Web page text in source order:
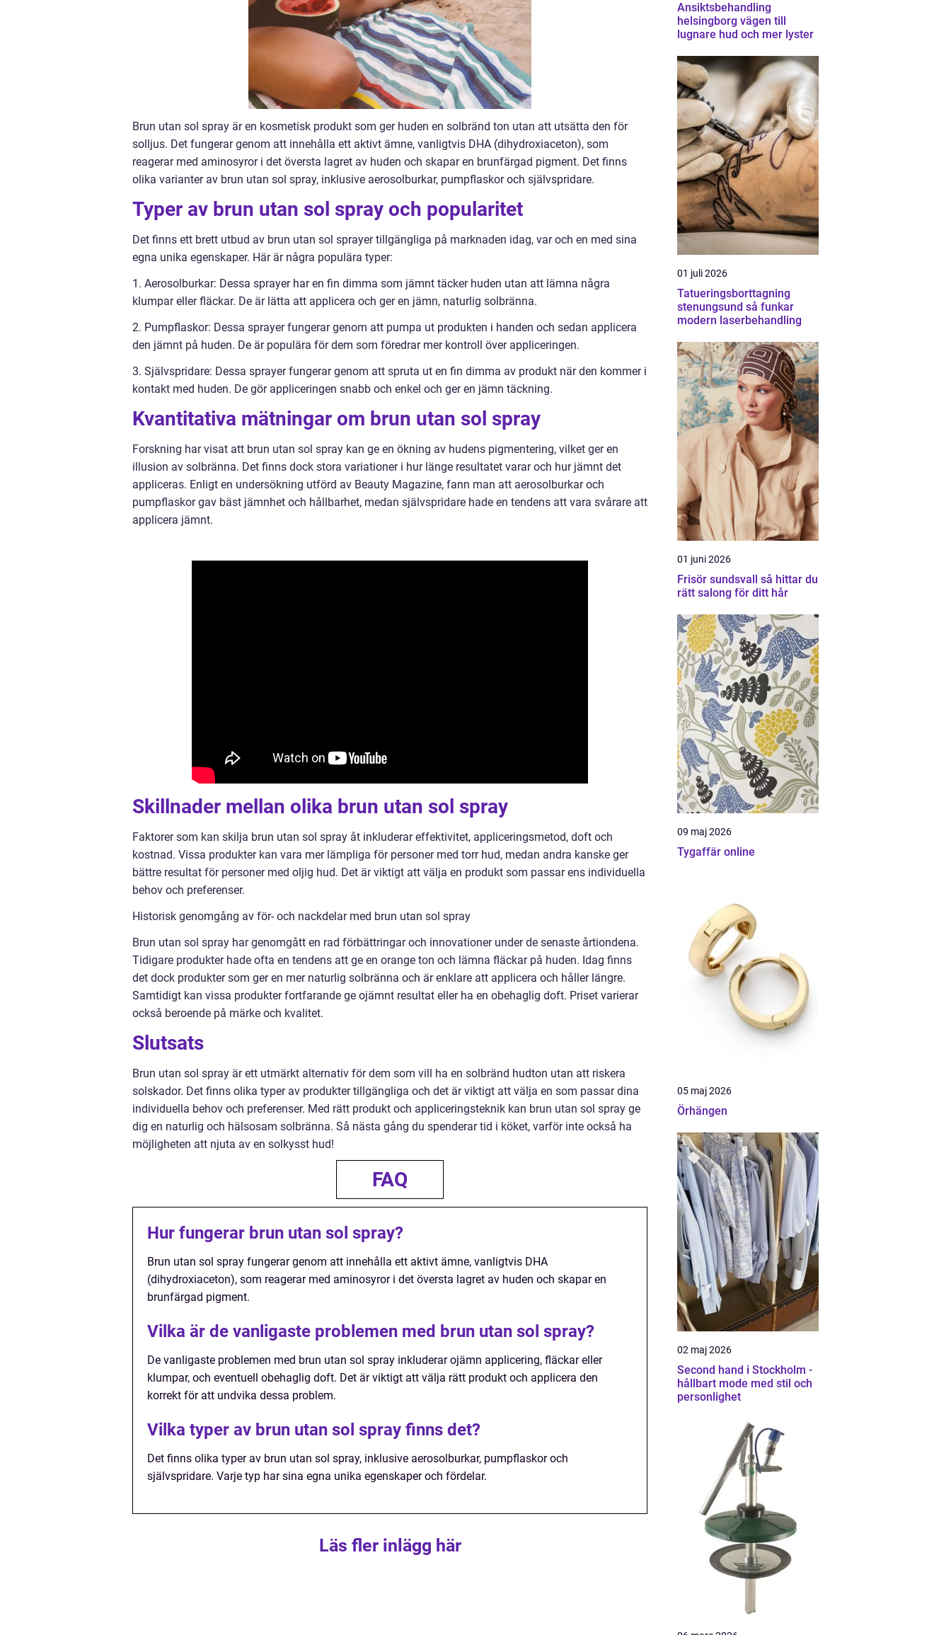
Brun utan sol spray är en kosmetisk produkt som ger huden en solbränd ton utan att utsätta den för
solljus. Det fungerar genom att innehålla ett aktivt ämne, vanligtvis DHA (dihydroxiaceton), som
reagerar med aminosyror i det översta lagret av huden och skapar en brunfärgad pigment. Det finns
olika varianter av brun utan sol spray, inklusive aerosolburkar, pumpflaskor och självspridare.
Typer av brun utan sol spray och popularitet
Det finns ett brett utbud av brun utan sol sprayer tillgängliga på marknaden idag, var och en med sina
egna unika egenskaper. Här är några populära typer:
1. Aerosolburkar: Dessa sprayer har en fin dimma som jämnt täcker huden utan att lämna några
klumpar eller fläckar. De är lätta att applicera och ger en jämn, naturlig solbränna.
2. Pumpflaskor: Dessa sprayer fungerar genom att pumpa ut produkten i handen och sedan applicera
den jämnt på huden. De är populära för dem som föredrar mer kontroll över appliceringen.
3. Självspridare: Dessa sprayer fungerar genom att spruta ut en fin dimma av produkt när den kommer i
kontakt med huden. De gör appliceringen snabb och enkel och ger en jämn täckning.
Kvantitativa mätningar om brun utan sol spray
Forskning har visat att brun utan sol spray kan ge en ökning av hudens pigmentering, vilket ger en
illusion av solbränna. Det finns dock stora variationer i hur länge resultatet varar och hur jämnt det
appliceras. Enligt en undersökning utförd av Beauty Magazine, fann man att aerosolburkar och
pumpflaskor gav bäst jämnhet och hållbarhet, medan självspridare hade en tendens att vara svårare att
applicera jämnt.
Skillnader mellan olika brun utan sol spray
Faktorer som kan skilja brun utan sol spray åt inkluderar effektivitet, appliceringsmetod, doft och
kostnad. Vissa produkter kan vara mer lämpliga för personer med torr hud, medan andra kanske ger
bättre resultat för personer med oljig hud. Det är viktigt att välja en produkt som passar ens individuella
behov och preferenser.
Historisk genomgång av för- och nackdelar med brun utan sol spray
Brun utan sol spray har genomgått en rad förbättringar och innovationer under de senaste årtiondena.
Tidigare produkter hade ofta en tendens att ge en orange ton och lämna fläckar på huden. Idag finns
det dock produkter som ger en mer naturlig solbränna och är enklare att applicera och håller längre.
Samtidigt kan vissa produkter fortfarande ge ojämnt resultat eller ha en obehaglig doft. Priset varierar
också beroende på märke och kvalitet.
Slutsats
Brun utan sol spray är ett utmärkt alternativ för dem som vill ha en solbränd hudton utan att riskera
solskador. Det finns olika typer av produkter tillgängliga och det är viktigt att välja en som passar dina
individuella behov och preferenser. Med rätt produkt och appliceringsteknik kan brun utan sol spray ge
dig en naturlig och hälsosam solbränna. Så nästa gång du spenderar tid i köket, varför inte också ha
möjligheten att njuta av en solkysst hud!
FAQ
Hur fungerar brun utan sol spray?
Brun utan sol spray fungerar genom att innehålla ett aktivt ämne, vanligtvis DHA
(dihydroxiaceton), som reagerar med aminosyror i det översta lagret av huden och skapar en
brunfärgad pigment.
Vilka är de vanligaste problemen med brun utan sol spray?
De vanligaste problemen med brun utan sol spray inkluderar ojämn applicering, fläckar eller
klumpar, och eventuell obehaglig doft. Det är viktigt att välja rätt produkt och applicera den
korrekt för att undvika dessa problem.
Vilka typer av brun utan sol spray finns det?
Det finns olika typer av brun utan sol spray, inklusive aerosolburkar, pumpflaskor och
självspridare. Varje typ har sina egna unika egenskaper och fördelar.
Läs fler inlägg här
Ansiktsbehandling
helsingborg vägen till
lugnare hud och mer lyster
01 juli 2026
Tatueringsborttagning
stenungsund så funkar
modern laserbehandling
01 juni 2026
Frisör sundsvall så hittar du
rätt salong för ditt hår
09 maj 2026
Tygaffär online
05 maj 2026
Örhängen
02 maj 2026
Second hand i Stockholm -
hållbart mode med stil och
personlighet